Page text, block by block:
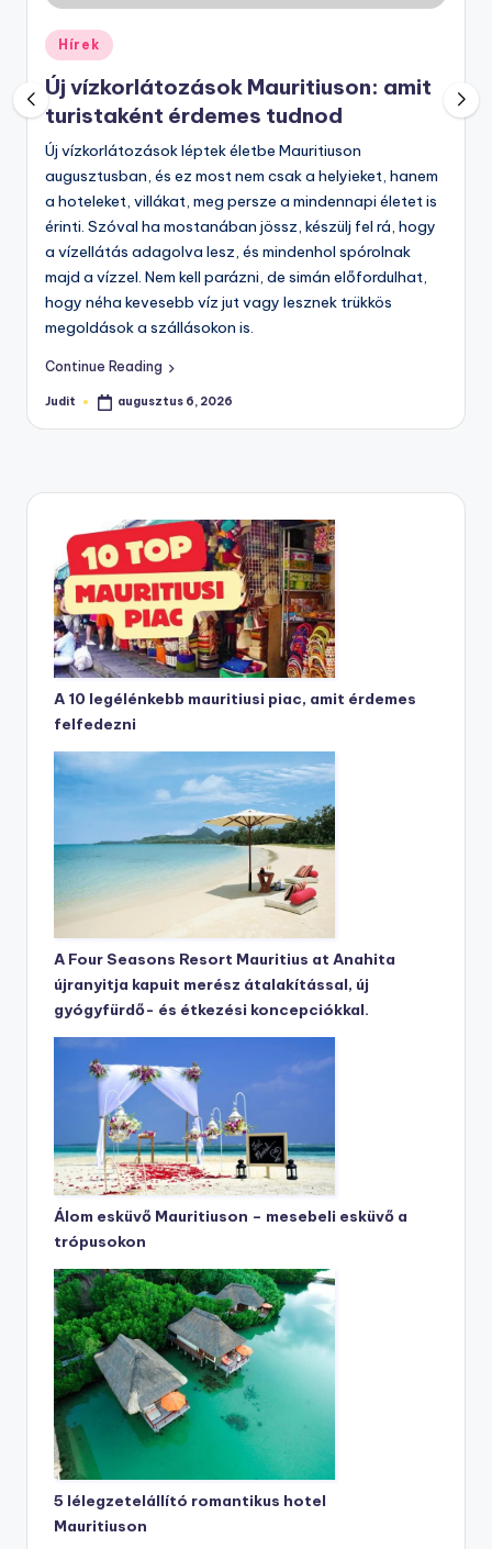
Posted
in
Hírek
Új vízkorlátozások Mauritiuson: amit
turistaként érdemes tudnod
Új vízkorlátozások léptek életbe Mauritiuson
augusztusban, és ez most nem csak a helyieket, hanem
a hoteleket, villákat, meg persze a mindennapi életet is
érinti. Szóval ha mostanában jössz, készülj fel rá, hogy
a vízellátás adagolva lesz, és mindenhol spórolnak
majd a vízzel. Nem kell parázni, de simán előfordulhat,
hogy néha kevesebb víz jut vagy lesznek trükkös
megoldások a szállásokon is.
Continue Reading
Posted
Judit augusztus 6, 2026
A 10 legélénkebb mauritiusi piac, amit érdemes
felfedezni
A Four Seasons Resort Mauritius at Anahita
újranyitja kapuit merész átalakítással, új
gyógyfürdő- és étkezési koncepciókkal.
Álom esküvő Mauritiuson – mesebeli esküvő a
trópusokon
5 lélegzetelállító romantikus hotel
Mauritiuson